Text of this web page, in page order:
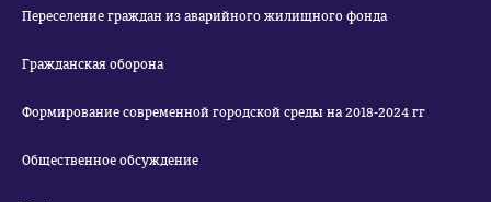
Переселение граждан из аварийного жилищного фонда
Гражданская оборона
Формирование современной городской среды на 2018-2024 гг
Общественное обсуждение